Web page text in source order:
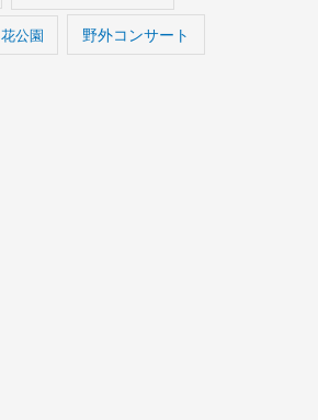
花公園 野外コンサート